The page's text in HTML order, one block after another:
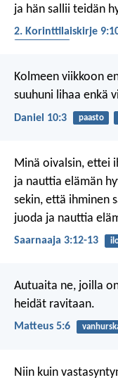
ja hän sallii teidän
2. Korinttilaiskirje
Kolmeen viikkoon
suuhuni lihaa enkä
Daniel 10:3 paasto
Minä oivalsin, ettei
ja nauttia elämän
sekin, että ihminen
juoda ja nauttia
Saarnaaja 3:12-13
Autuaita ne, joilla
heidät ravitaan.
Matteus 5:6
Niin kuin